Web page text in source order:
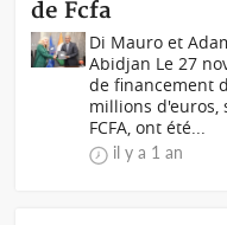
de Fcfa
Di Mauro et
Abidjan Le 27
de financement
millions d'euros,
FCFA, ont été...
il y a 1 an